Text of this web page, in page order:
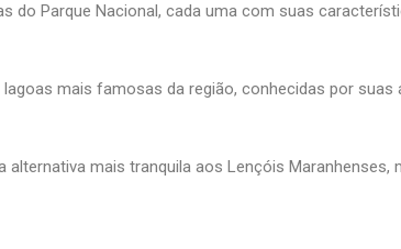
do Parque Nacional, cada uma com suas
lagoas mais famosas da região, conhecidas por suas
alternativa mais tranquila aos Lençóis Maranhenses,